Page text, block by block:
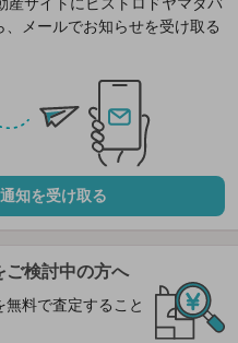
メールでお知らせを受け取る
知を受け取る
ご検討中の方へ
料で査定すること